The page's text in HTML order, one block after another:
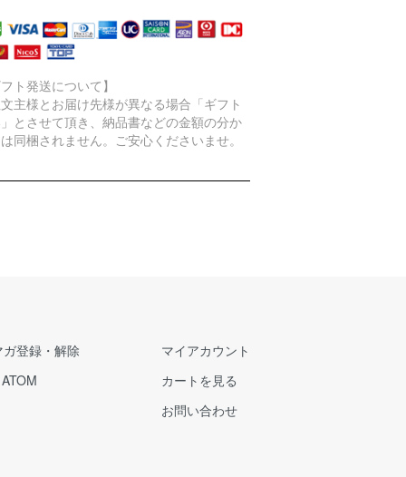
フト発送について】
主様とお届け先様が異なる場合「ギフト
とさせて頂き、納品書などの金額の分か
同梱されません。ご安心くださいませ。
ガ登録・解除
ATOM
マイアカウント
カートを見る
お問い合わせ